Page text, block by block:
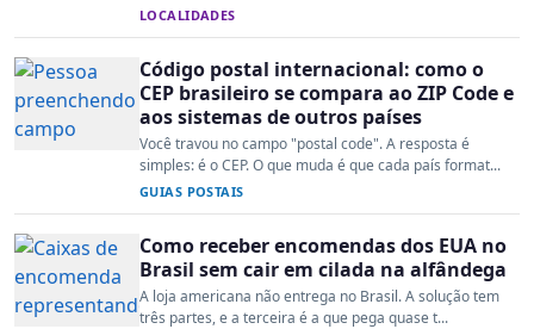
LOCALIDADES
Código postal internacional: como o
CEP brasileiro se compara ao ZIP Code e
aos sistemas de outros países
Você travou no campo "postal code". A resposta é
simples: é o CEP. O que muda é que cada país format...
GUIAS POSTAIS
Como receber encomendas dos EUA no
Brasil sem cair em cilada na alfândega
A loja americana não entrega no Brasil. A solução tem
três partes, e a terceira é a que pega quase t...